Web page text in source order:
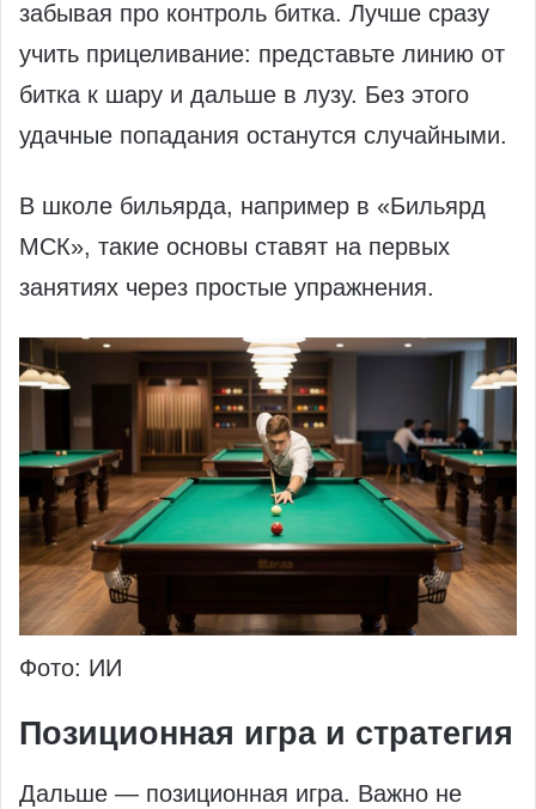
забывая про контроль битка. Лучше сразу
учить прицеливание: представьте линию от
битка к шару и дальше в лузу. Без этого
удачные попадания останутся случайными.
В школе бильярда, например в «Бильярд
МСК», такие основы ставят на первых
занятиях через простые упражнения.
Фото: ИИ
Позиционная игра и стратегия
Дальше — позиционная игра. Важно не